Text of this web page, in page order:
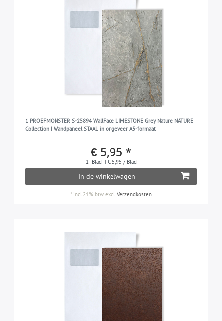
1 PROEFMONSTER S-25894 WallFace LIMESTONE Grey Nature NATURE
Collection | Wandpaneel STAAL in ongeveer A5-formaat
€ 5,95 *
1 Blad | € 5,95 / Blad
In de winkelwagen
* incl.21% btw excl.Verzendkosten